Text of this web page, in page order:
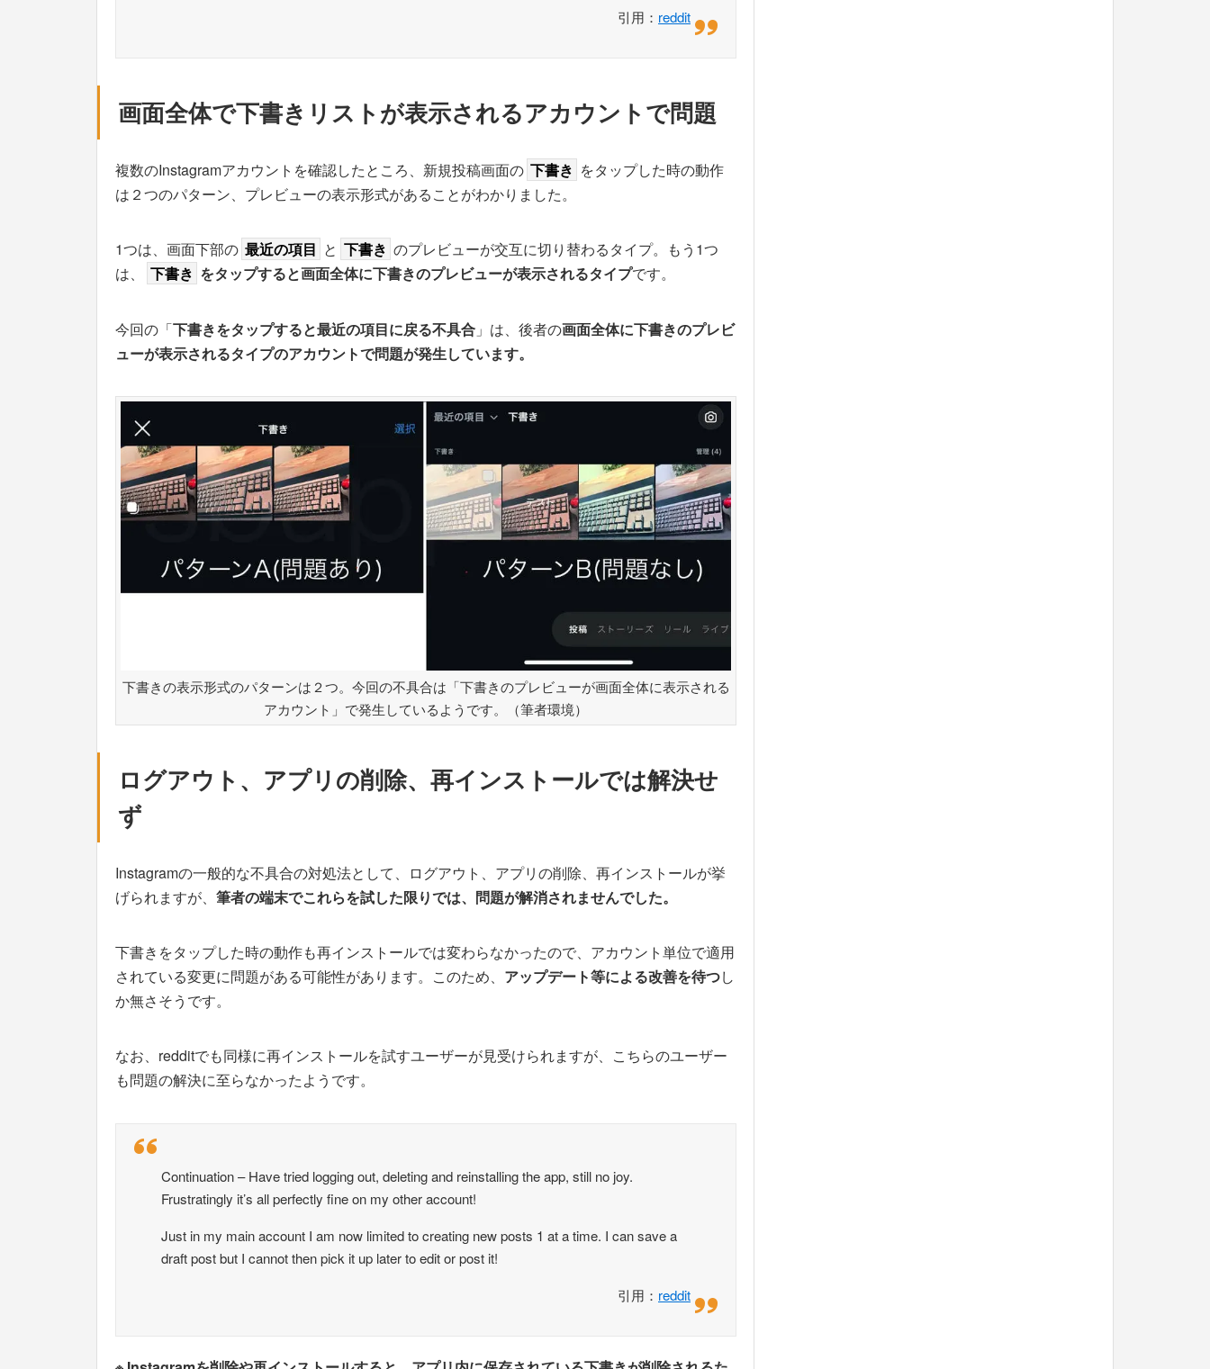
引用： reddit
画面全体で下書きリストが表示されるアカウントで問題
複数のInstagramアカウントを確認したところ、新規投稿画面の 下書き をタップした時の動作
は２つのパターン、プレビューの表示形式があることがわかりました。
1つは、画面下部の 最近の項目 と 下書き のプレビューが交互に切り替わるタイプ。もう1つ
は、
下書き をタップすると画面全体に下書きのプレビューが表示されるタイプです。
今回の「下書きをタップすると最近の項目に戻る不具合 」は、後者の画面全体に下書きのプレビ
ューが表示されるタイプのアカウントで問題が発生しています。
下書きの表示形式のパターンは２つ。今回の不具合は「下書きのプレビューが画面全体に表示される
アカウント」で発生しているようです。（筆者環境）
ログアウト、アプリの削除、再インストールでは解決せ
ず
Instagramの一般的な不具合の対処法として、ログアウト、アプリの削除、再インストールが挙
げられますが、 筆者の端末でこれらを試した限りでは、問題が解消されませんでした。
下書きをタップした時の動作も再インストールでは変わらなかったので、アカウント単位で適用
されている変更に問題がある可能性があります。このため、 アップデート等による改善を待つし
か無さそうです。
なお、redditでも同様に再インストールを試すユーザーが見受けられますが、こちらのユーザー
も問題の解決に至らなかったようです。
Continuation – Have tried logging out, deleting and reinstalling the app, still no joy.
Frustratingly it’s all perfectly fine on my other account!
Just in my main account I am now limited to creating new posts 1 at a time. I can save a
draft post but I cannot then pick it up later to edit or post it!
引用： reddit